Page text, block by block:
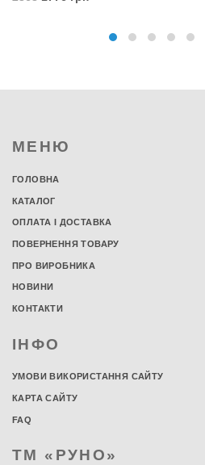
МЕНЮ
ГОЛОВНА
КАТАЛОГ
ОПЛАТА І ДОСТАВКА
ПОВЕРНЕННЯ ТОВАРУ
ПРО ВИРОБНИКА
НОВИНИ
КОНТАКТИ
ІНФО
УМОВИ ВИКОРИСТАННЯ САЙТУ
КАРТА САЙТУ
FAQ
ТМ «РУНО»